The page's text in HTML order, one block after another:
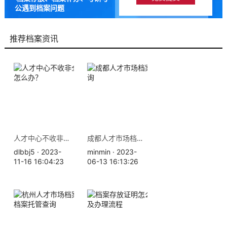
公遇到档案问题
推荐档案资讯
人才中心不收非全日制档案怎么办？
dlbbj5 · 2023-
11-16 16:04:23
成都人才市场档案存放地查询
minmin · 2023-
06-13 16:13:26